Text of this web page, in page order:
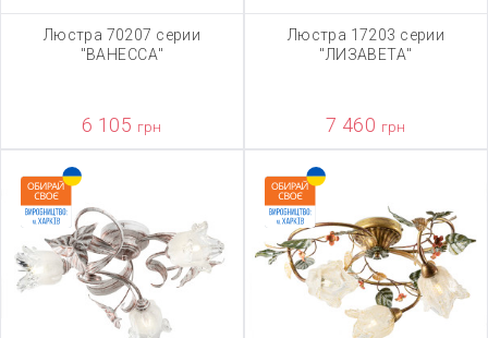
Люстра 70207 серии
"ВАНЕССА"
6 105 грн
Люстра 17203 серии
"ЛИЗАВЕТА"
7 460 грн